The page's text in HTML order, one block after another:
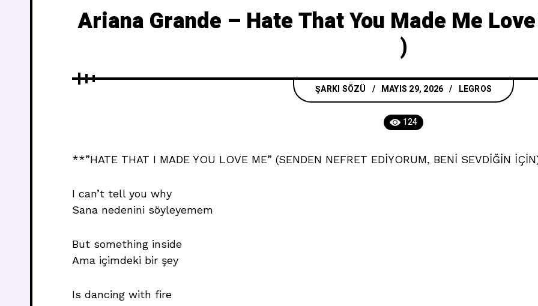
Ariana Grande – Hate That You Made Me
)
ŞARKI SÖZÜ MAYIS 29, 2026 LEGROS
124
**”HATE THAT I MADE YOU LOVE ME” (SENDEN NEFRET EDİYORUM, BENİ SEVDİĞİN
I can’t tell you why
Sana nedenini söyleyemem
But something inside
Ama içimdeki bir şey
Is dancing with fire